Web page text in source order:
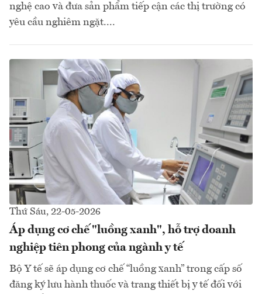
nghệ cao và đưa sản phẩm tiếp cận các thị trường có
yêu cầu nghiêm ngặt....
Thứ Sáu, 22-05-2026
Áp dụng cơ chế "luồng xanh", hỗ trợ doanh
nghiệp tiên phong của ngành y tế
Bộ Y tế sẽ áp dụng cơ chế “luồng xanh” trong cấp số
đăng ký lưu hành thuốc và trang thiết bị y tế đối với